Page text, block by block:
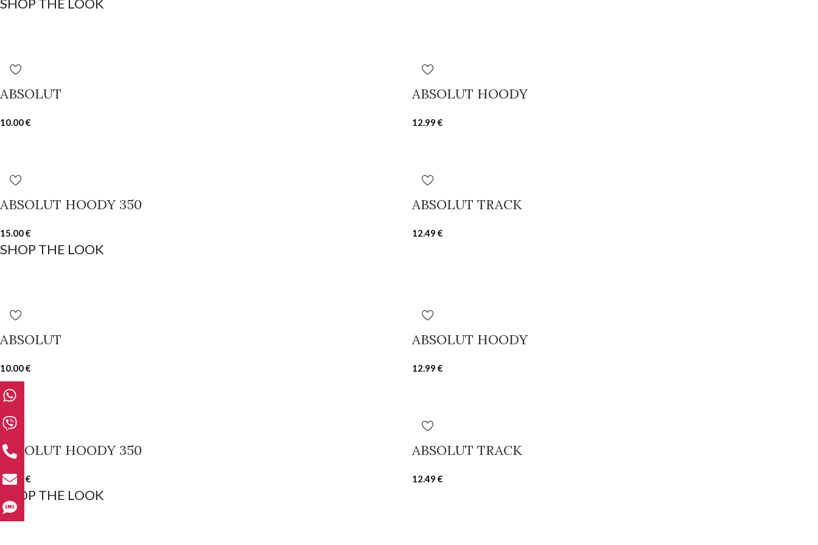
SHOP THE LOOK
ABSOLUT
10.00€
ABSOLUT HOODY
12.99 €
ABSOLUT HOODY 350
15.00€
ABSOLUT TRACK
12.49 €
SHOP THE LOOK
ABSOLUT
10.00€
ABSOLUT HOODY
12.99 €
ABSOLUT HOODY 350
15.00 €
ABSOLUT TRACK
12.49 €
SHOP THE LOOK